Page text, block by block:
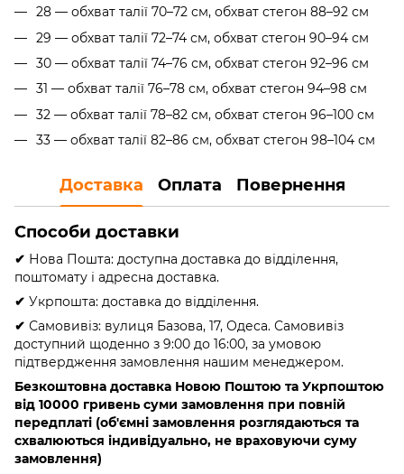
28 — обхват талії 70–72 см, обхват стегон 88–92 см
29 — обхват талії 72–74 см, обхват стегон 90–94 см
30 — обхват талії 74–76 см, обхват стегон 92–96 см
31 — обхват талії 76–78 см, обхват стегон 94–98 см
32 — обхват талії 78–82 см, обхват стегон 96–100 см
33 — обхват талії 82–86 см, обхват стегон 98–104 см
Доставка Оплата Повернення
Способи доставки
✔ Нова Пошта: доступна доставка до відділення,
поштомату і адресна доставка.
✔ Укрпошта: доставка до відділення.
✔ Самовивіз: вулиця Базова, 17, Одеса. Самовивіз
доступний щоденно з 9:00 до 16:00, за умовою
підтвердження замовлення нашим менеджером.
Безкоштовна доставка Новою Поштою та Укрпоштою
від 10000 гривень суми замовлення при повній
передплаті (об'ємні замовлення розглядаються та
схвалюються індивідуально, не враховуючи суму
замовлення)